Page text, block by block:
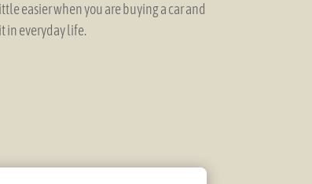
easier when you are buying a car and
in everyday life.